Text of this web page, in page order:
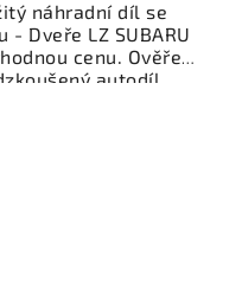
náhradní díl se
- Dveře LZ SUBARU
cenu. Ověřený
autodíl